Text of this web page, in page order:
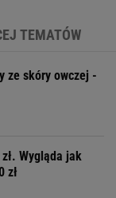
TEMATÓW
ze skóry owczej -
Wygląda jak
zł